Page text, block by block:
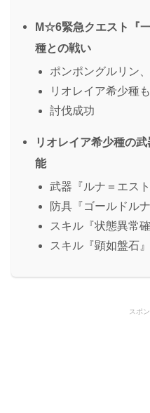
M☆6緊急クエスト『
種との戦い
ポンポングルリン
リオレイア希少種
討伐成功
リオレイア希少種の
能
武器『ルナ＝エス
防具『ゴールドル
スキル『状態異常
スキル『顕如盤石
スポ